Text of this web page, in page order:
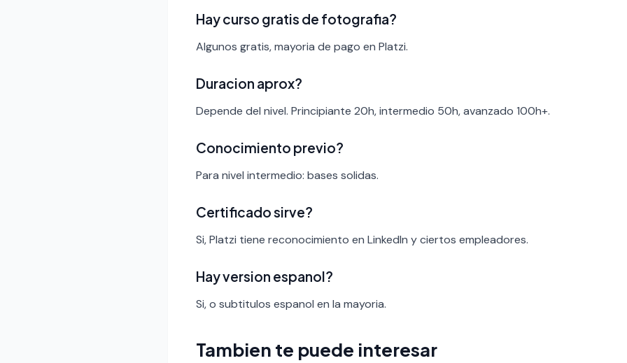
Hay curso gratis de fotografia?
Algunos gratis, mayoria de pago en Platzi.
Duracion aprox?
Depende del nivel. Principiante 20h, intermedio 50h, avanzado 100h+.
Conocimiento previo?
Para nivel intermedio: bases solidas.
Certificado sirve?
Si, Platzi tiene reconocimiento en LinkedIn y ciertos empleadores.
Hay version espanol?
Si, o subtitulos espanol en la mayoria.
Tambien te puede interesar